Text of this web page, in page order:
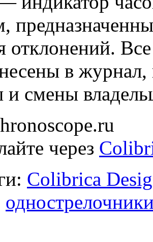
отклонений.
в журнал,
смены
через
Colibrica